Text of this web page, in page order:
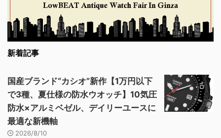
新着記事
国産ブランド“カシオ”新作【1万円以下
で3種、夏仕様の防水ウオッチ】10気圧
防水×アルミベゼル、デイリーユースに
最適な新機軸
2026/8/10